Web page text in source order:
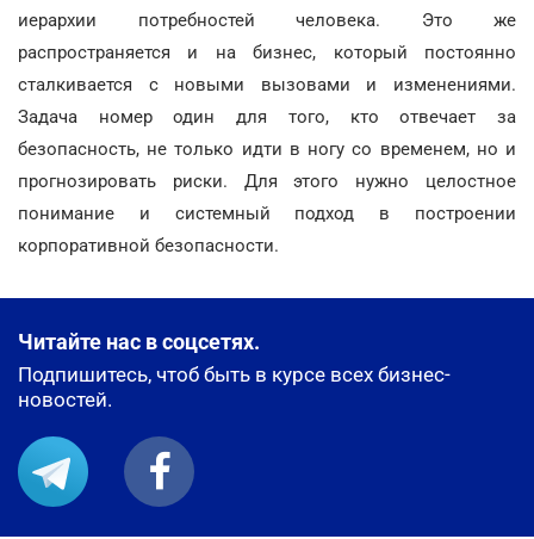
иерархии потребностей человека. Это же
распространяется и на бизнес, который постоянно
сталкивается с новыми вызовами и изменениями.
Задача номер один для того, кто отвечает за
безопасность, не только идти в ногу со временем, но и
прогнозировать риски. Для этого нужно целостное
понимание и системный подход в построении
корпоративной безопасности.
Читайте нас в соцсетях.
Подпишитесь, чтоб быть в курсе всех бизнес-
новостей.